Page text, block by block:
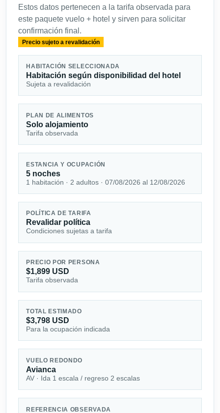
Estos datos pertenecen a la tarifa observada para
este paquete vuelo + hotel y sirven para solicitar
confirmación final.
Precio sujeto a revalidación
HABITACIÓN SELECCIONADA
Habitación según disponibilidad del hotel
Sujeta a revalidación
PLAN DE ALIMENTOS
Solo alojamiento
Tarifa observada
ESTANCIA Y OCUPACIÓN
5 noches
1 habitación · 2 adultos · 07/08/2026 al 12/08/2026
POLÍTICA DE TARIFA
Revalidar política
Condiciones sujetas a tarifa
PRECIO POR PERSONA
$1,899 USD
Tarifa observada
TOTAL ESTIMADO
$3,798 USD
Para la ocupación indicada
VUELO REDONDO
Avianca
AV · Ida 1 escala / regreso 2 escalas
REFERENCIA OBSERVADA